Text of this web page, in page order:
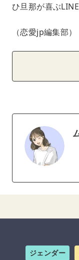
ひ旦那が喜ぶ
（恋愛jp編集部）
ジェンダー